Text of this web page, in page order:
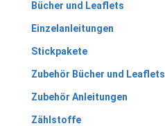
Bücher und Leaflets
Einzelanleitungen
Stickpakete
Zubehör Bücher und Leaflets
Zubehör Anleitungen
Zählstoffe